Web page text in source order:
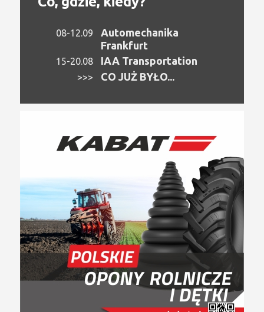
08-12.09
Automechanika
Frankfurt
15-20.08 IAA Transportation
>>> CO JUŻ BYŁO...